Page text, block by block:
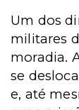
Um dos
militares
moradia.
se
e, até